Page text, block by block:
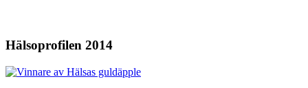
Hälsoprofilen 2014